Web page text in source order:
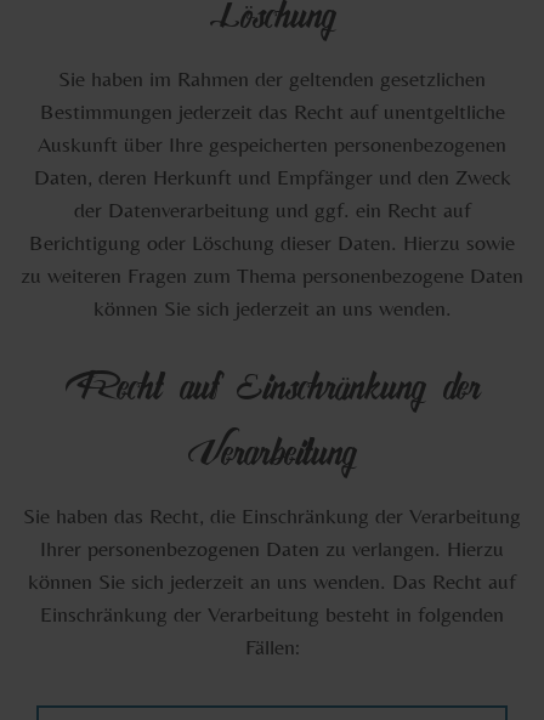
Löschung
Sie haben im Rahmen der geltenden gesetzlichen
Bestimmungen jederzeit das Recht auf unentgeltliche
Auskunft über Ihre gespeicherten personenbezogenen
Daten, deren Herkunft und Empfänger und den Zweck
der Datenverarbeitung und ggf. ein Recht auf
Berichtigung oder Löschung dieser Daten. Hierzu sowie
zu weiteren Fragen zum Thema personenbezogene Daten
können Sie sich jederzeit an uns wenden.
Recht auf Einschränkung der
Verarbeitung
Sie haben das Recht, die Einschränkung der Verarbeitung
Ihrer personenbezogenen Daten zu verlangen. Hierzu
können Sie sich jederzeit an uns wenden. Das Recht auf
Einschränkung der Verarbeitung besteht in folgenden
Fällen: